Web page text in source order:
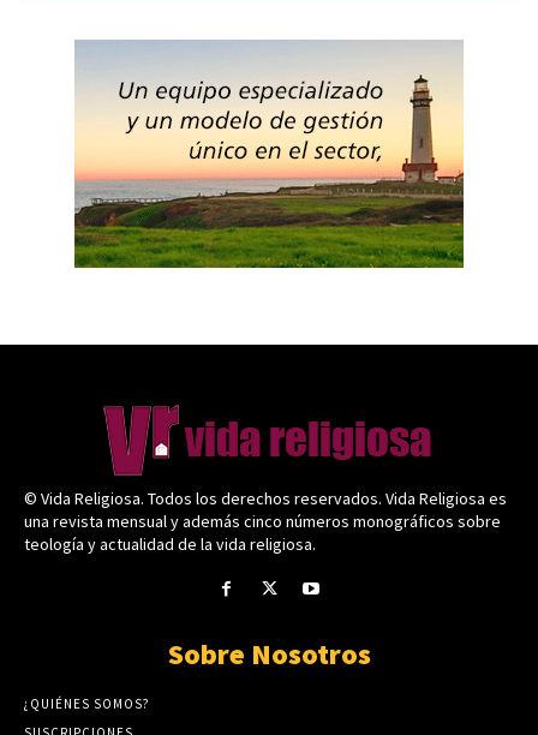
© Vida Religiosa. Todos los derechos reservados. Vida Religiosa es
una revista mensual y además cinco números monográficos sobre
teología y actualidad de la vida religiosa.
Sobre Nosotros
¿QUIÉNES SOMOS?